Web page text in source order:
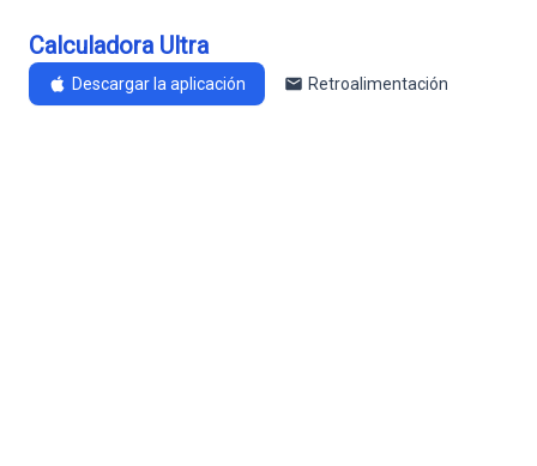
Calculadora Ultra
Descargar la aplicación Retroalimentación